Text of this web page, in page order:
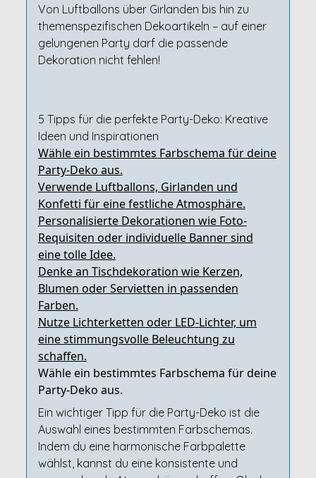
Von Luftballons über Girlanden bis hin zu
themenspezifischen Dekoartikeln – auf einer
gelungenen Party darf die passende
Dekoration nicht fehlen!
5 Tipps für die perfekte Party-Deko: Kreative
Ideen und Inspirationen
Wähle ein bestimmtes Farbschema für deine
Party-Deko aus.
Verwende Luftballons, Girlanden und
Konfetti für eine festliche Atmosphäre.
Personalisierte Dekorationen wie Foto-
Requisiten oder individuelle Banner sind
eine tolle Idee.
Denke an Tischdekoration wie Kerzen,
Blumen oder Servietten in passenden
Farben.
Nutze Lichterketten oder LED-Lichter, um
eine stimmungsvolle Beleuchtung zu
schaffen.
Wähle ein bestimmtes Farbschema für deine
Party-Deko aus.
Ein wichtiger Tipp für die Party-Deko ist die
Auswahl eines bestimmten Farbschemas.
Indem du eine harmonische Farbpalette
wählst, kannst du eine konsistente und